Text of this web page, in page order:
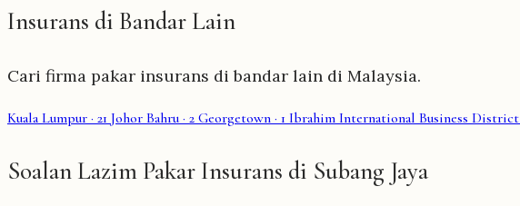
Insurans di Bandar Lain
Cari firma pakar insurans di bandar lain di Malaysia.
Kuala Lumpur · 21 Johor Bahru · 2 Georgetown · 1 Ibrahim International Business District
Soalan Lazim Pakar Insurans di Subang Jaya